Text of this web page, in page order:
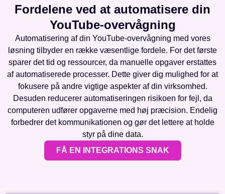
Fordelene ved at automatisere din
YouTube-overvågning
Automatisering af din YouTube-overvågning med vores
løsning tilbyder en række væsentlige fordele. For det første
sparer det tid og ressourcer, da manuelle opgaver erstattes
af automatiserede processer. Dette giver dig mulighed for at
fokusere på andre vigtige aspekter af din virksomhed.
Desuden reducerer automatiseringen risikoen for fejl, da
computeren udfører opgaverne med høj præcision. Endelig
forbedrer det kommunikationen og gør det lettere at holde
styr på dine data.
FÅ EN INTEGRATIONS SNAK